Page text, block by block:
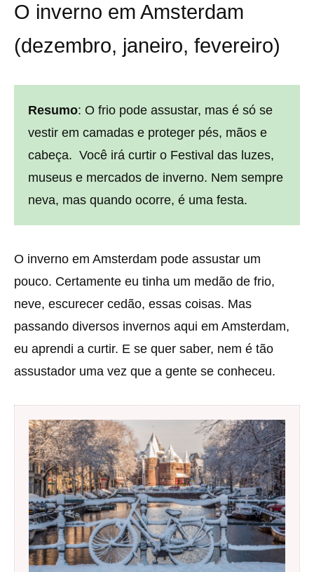
O inverno em Amsterdam
(dezembro, janeiro, fevereiro)
Resumo: O frio pode assustar, mas é só se
vestir em camadas e proteger pés, mãos e
cabeça. Você irá curtir o Festival das luzes,
museus e mercados de inverno. Nem sempre
neva, mas quando ocorre, é uma festa.
O inverno em Amsterdam pode assustar um
pouco. Certamente eu tinha um medão de frio,
neve, escurecer cedão, essas coisas. Mas
passando diversos invernos aqui em Amsterdam,
eu aprendi a curtir. E se quer saber, nem é tão
assustador uma vez que a gente se conheceu.